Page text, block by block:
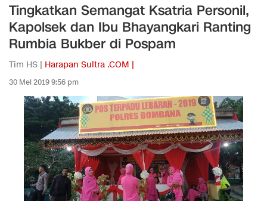
Tingkatkan Semangat Ksatria Personil,
Kapolsek dan Ibu Bhayangkari Ranting
Rumbia Bukber di Pospam
Tim HS | Harapan Sultra .COM |
30 Mei 2019 9:56 pm